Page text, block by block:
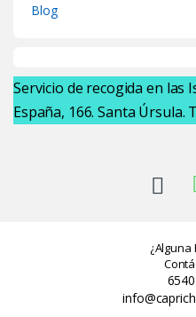
Blog
Servicio de recogida en las
España, 166. Santa Úrsula.
¿Alguna